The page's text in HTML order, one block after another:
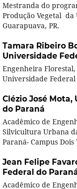
Mestranda do
Produção Vegetal da
Guarapuava, PR.
Tamara Ribeiro
Universidade
Engenheira
Universidade
Clézio José Mota,
do Paraná
Acadêmico de
Silvicultura Urbana
Paraná- Campus Dois
Jean Felipe
Federal do
Acadêmico de